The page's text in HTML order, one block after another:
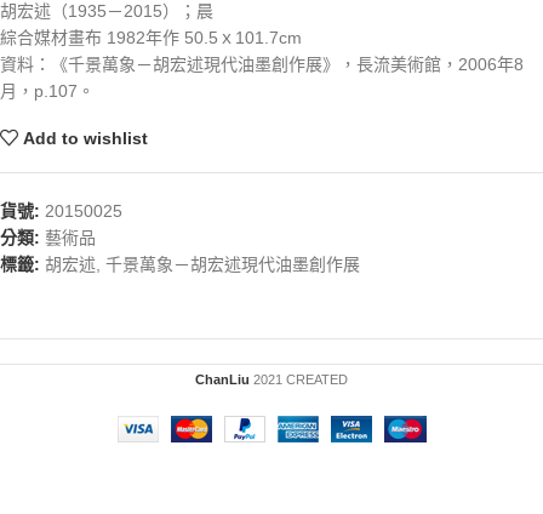
胡宏述（1935－2015）；晨
綜合媒材畫布 1982年作 50.5ｘ101.7cm
資料：《千景萬象－胡宏述現代油墨創作展》，長流美術館，2006年8
月，p.107。
Add to wishlist
貨號: 20150025
分類: 藝術品
標籤: 胡宏述, 千景萬象－胡宏述現代油墨創作展
ChanLiu 2021 CREATED